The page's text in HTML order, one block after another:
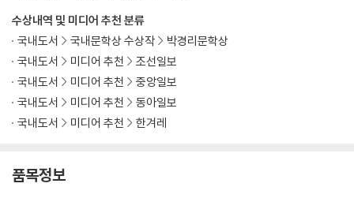
수상내역 및 미디어 추천 분류
국내도서
국내문학상 수상작
박경리문학상
국내도서
미디어 추천
조선일보
국내도서
미디어 추천
중앙일보
국내도서
미디어 추천
동아일보
국내도서
미디어 추천 한겨레
품목정보